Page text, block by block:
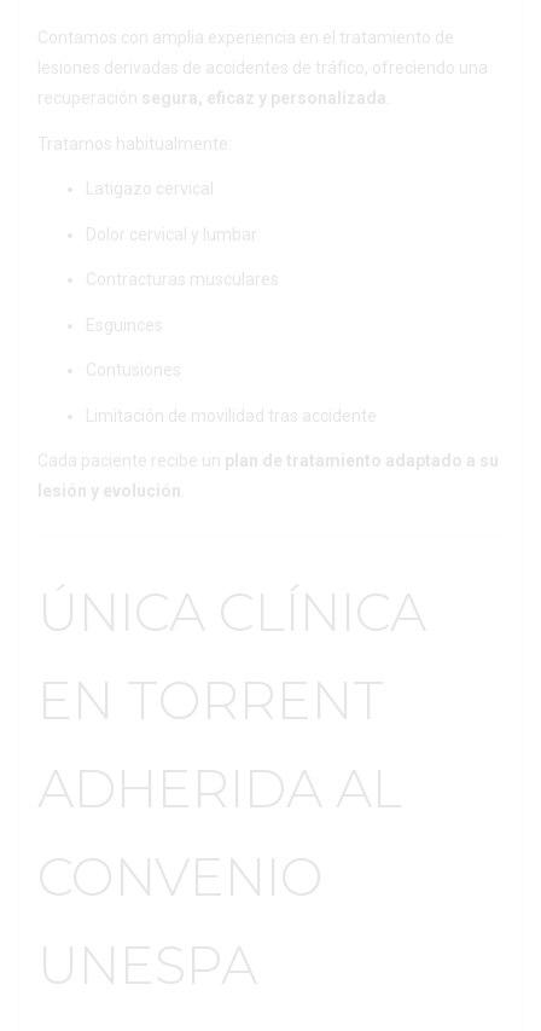
Contamos con amplia experiencia en el tratamiento de
lesiones derivadas de accidentes de tráfico, ofreciendo una
recuperación segura, eficaz y personalizada
Tratamos habitualmente:
Latigazo cervical
Dolor cervical y lumbar
Contracturas musculares
Esguinces
Contusiones
Limitación de movilidad tras accidente
Cada paciente recibe un plan de tratamiento adaptado a su
lesión y evolución
ÚNICA CLÍNICA
EN TORRENT
ADHERIDA AL
CONVENIO
UNESPA